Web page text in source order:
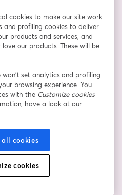
route.
appliquent d’âme à âme,
adversaire, ouvrir un
rejet continuel, des
des secrets non révélés,
non apaisées.
vous ayant décidées à
familial.
des événements toxiques,
supportez.
forces agissantes
cookies to make our site work.
and profiling cookies to deliver
products and services, and
our products. These will be
set analytics and profiling
browsing experience. You
with the Customize cookies
have a look at our
all cookies
cookies